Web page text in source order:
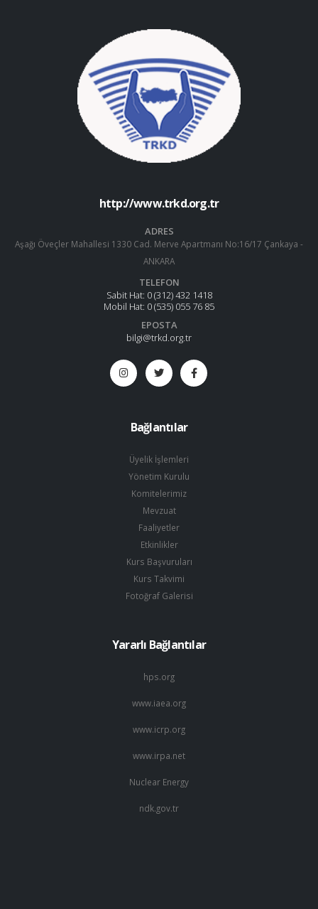
http://www.trkd.org.tr
ADRES
Aşağı Öveçler Mahallesi 1330 Cad. Merve Apartmanı No:16/17 Çankaya -
ANKARA
TELEFON
Sabit Hat: 0 (312) 432 1418
Mobil Hat: 0 (535) 055 76 85
EPOSTA
bilgi@trkd.org.tr
Bağlantılar
Üyelik İşlemleri
Yönetim Kurulu
Komitelerimiz
Mevzuat
Faaliyetler
Etkinlikler
Kurs Başvuruları
Kurs Takvimi
Fotoğraf Galerisi
Yararlı Bağlantılar
hps.org
www.iaea.org
www.icrp.org
www.irpa.net
Nuclear Energy
ndk.gov.tr